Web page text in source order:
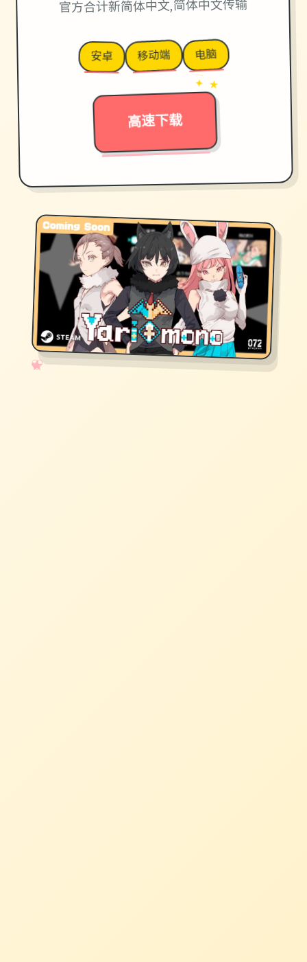
官方合计新简体中文,简体中文传输
安卓 移动端 电脑
高速下载
→
✦ ★
✧
♡
★
♥